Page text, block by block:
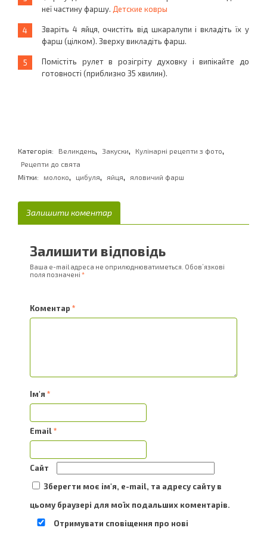
неї частину фаршу. Детские ковры
Зваріть 4 яйця, очистіть від шкаралупи і вкладіть їх у
фарш (цілком). Зверху викладіть фарш.
Помістіть рулет в розігріту духовку і випікайте до
готовності (приблизно 35 хвилин).
Категорія: Великдень, Закуски, Кулінарні рецепти з фото,
Рецепти до свята
Мітки:
молоко, цибуля, яйця, яловичий фарш
Залишити коментар
Залишити відповідь
Ваша e-mail адреса не оприлюднюватиметься. Обов’язкові
поля позначені *
Коментар *
Ім'я *
Email*
Сайт
Зберегти моє ім'я, e-mail, та адресу сайту в
цьому браузері для моїх подальших коментарів.
Отримувати сповіщення про нові